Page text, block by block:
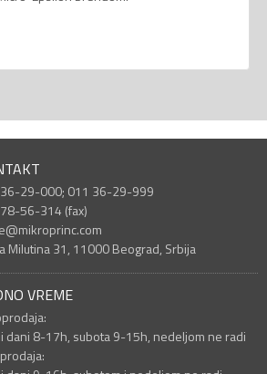
29-000; 011 36-29-999
56-314 (fax)
Milutina 31, 11000 Beograd, Srbija
VREME
dani 8-17h, subota 9-15h, nedeljom ne radi